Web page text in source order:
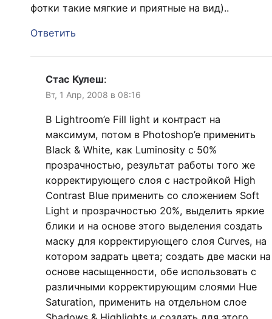
фотки такие мягкие и приятные на вид)..
Ответить
Стас Кулеш:
Вт, 1 Апр, 2008 в 08:16
В Lightroom’e Fill light и контраст на
максимум, потом в Photoshop’e применить
Black & White, как Luminosity c 50%
прозрачностью, результат работы того же
корректирующего слоя с настройкой High
Contrast Blue применить со сложением Soft
Light и прозрачностью 20%, выделить яркие
блики и на основе этого выделения создать
маску для корректирующего слоя Curves, на
котором задрать цвета; создать две маски на
основе насыщенности, обе использовать с
различными корректирующим слоями Hue
Saturation, применить на отдельном слое